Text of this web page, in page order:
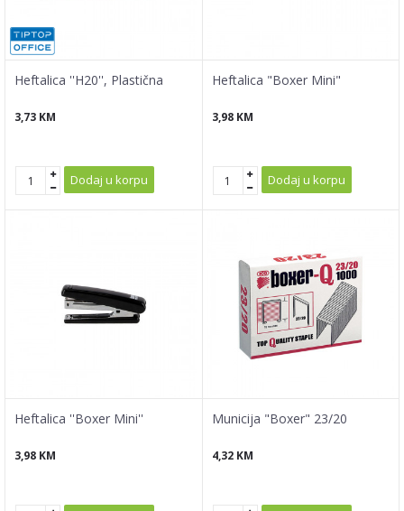
Heftalica ''H20'', Plastična
3,73 KM
Dodaj u korpu
Heftalica "Boxer Mini"
3,98 KM
Dodaj u korpu
Heftalica ''Boxer Mini''
3,98 KM
Municija "Boxer" 23/20
4,32 KM